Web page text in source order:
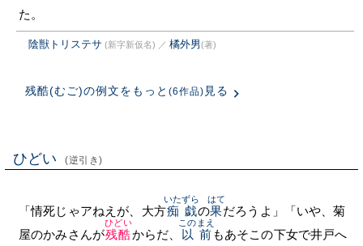
た。
陰獣トリステサ (新字新仮名) ／ 橘外男(著)
残酷(むご)の例文をもっと (6作品) 見る
ひどい (逆引き)
「情死じゃアねえが、大方痴戯
いたずら
の果
はて
だろうよ」「いや、菊
屋のかみさんが残酷
ひどい
からだ、 以前
このまえ
もあそこの下女で井戸へ